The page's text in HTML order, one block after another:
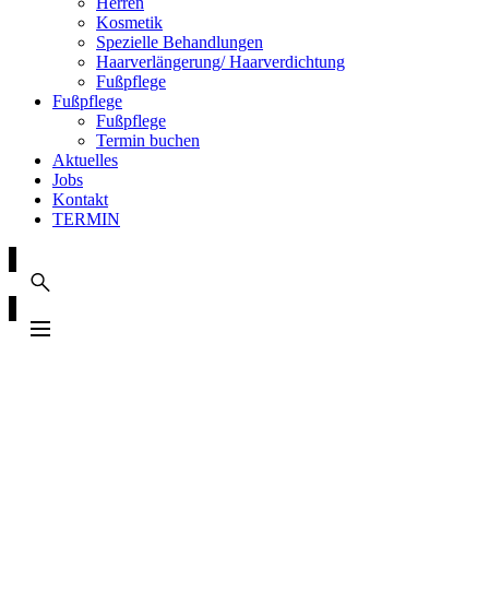
Kosmetik
Spezielle Behandlungen
Haarverlängerung/ Haarverdichtung
Fußpflege
Fußpflege
Fußpflege
Termin buchen
Aktuelles
Jobs
Kontakt
TERMIN